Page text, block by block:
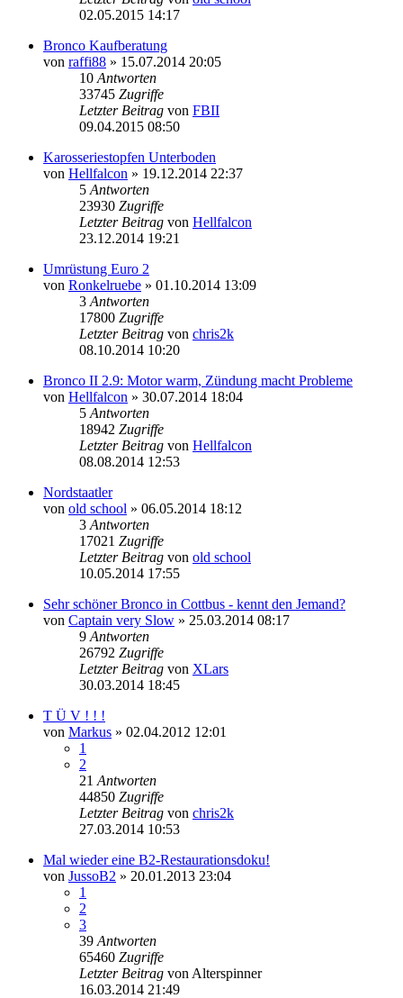
02.05.2015 14:17
Bronco Kaufberatung
von raffi88 » 15.07.2014 20:05
10 Antworten
33745 Zugriffe
Letzter Beitrag von FBII
09.04.2015 08:50
Karosseriestopfen Unterboden
von Hellfalcon » 19.12.2014 22:37
5 Antworten
23930 Zugriffe
Letzter Beitrag von Hellfalcon
23.12.2014 19:21
Umrüstung Euro 2
von Ronkelruebe » 01.10.2014 13:09
3 Antworten
17800 Zugriffe
Letzter Beitrag von chris2k
08.10.2014 10:20
Bronco II 2.9: Motor warm, Zündung macht Probleme
von Hellfalcon » 30.07.2014 18:04
5 Antworten
18942 Zugriffe
Letzter Beitrag von Hellfalcon
08.08.2014 12:53
Nordstaatler
von old school » 06.05.2014 18:12
3 Antworten
17021 Zugriffe
Letzter Beitrag von old school
10.05.2014 17:55
Sehr schöner Bronco in Cottbus - kennt den Jemand?
von Captain very Slow » 25.03.2014 08:17
9 Antworten
26792 Zugriffe
Letzter Beitrag von XLars
30.03.2014 18:45
T Ü V ! ! !
von Markus » 02.04.2012 12:01
1
2
21 Antworten
44850 Zugriffe
Letzter Beitrag von chris2k
27.03.2014 10:53
Mal wieder eine B2-Restaurationsdoku!
von JussoB2 » 20.01.2013 23:04
1
2
3
39 Antworten
65460 Zugriffe
Letzter Beitrag von Alterspinner
16.03.2014 21:49